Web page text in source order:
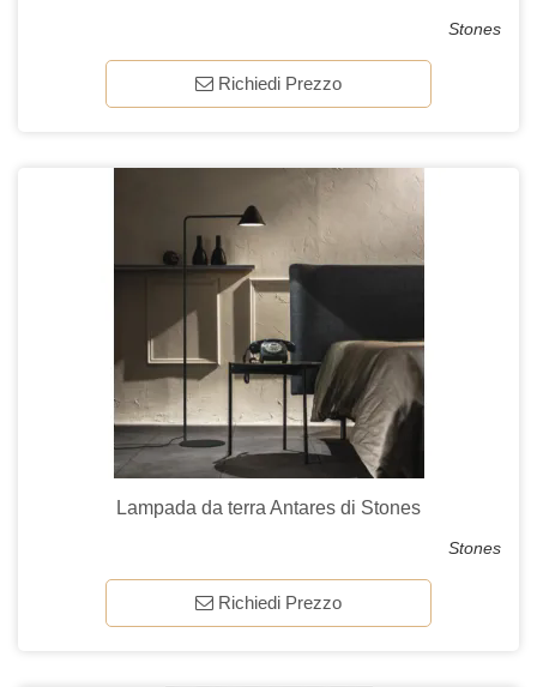
Stones
Richiedi Prezzo
Lampada da terra Antares di Stones
Stones
Richiedi Prezzo